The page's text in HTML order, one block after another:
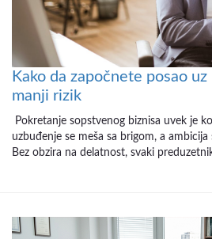
Kako da započnete posao
manji rizik
Pokretanje sopstvenog biznisa uvek je
uzbuđenje se meša sa brigom, a
Bez obzira na delatnost, svaki